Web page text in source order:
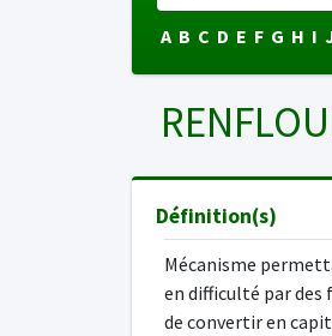
A B C D E F G H I
Définition(s)
Mécanisme
en difficulté par des
de convertir en